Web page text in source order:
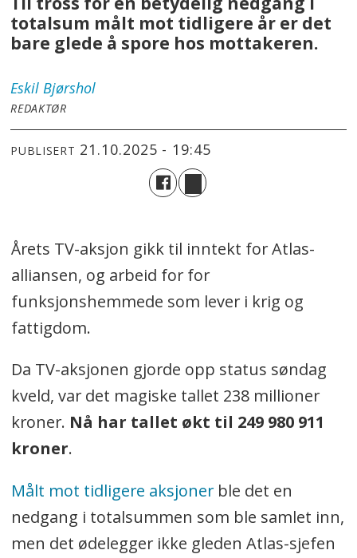
totalsum målt mot tidligere år er det
bare glede å spore hos mottakeren.
Eskil Bjørshol
REDAKTØR
PUBLISERT 21.10.2025 - 19:45
Årets TV-aksjon gikk til inntekt for Atlas-
alliansen, og arbeid for for
funksjonshemmede som lever i krig og
fattigdom.
Da TV-aksjonen gjorde opp status søndag
kveld, var det magiske tallet 238 millioner
kroner. Nå har tallet økt til 249 980 911
kroner.
Målt mot tidligere aksjoner ble det en
nedgang i totalsummen som ble samlet inn,
men det ødelegger ikke gleden Atlas-sjefen